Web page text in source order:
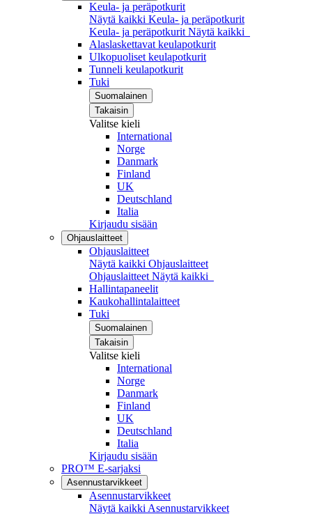
Keula- ja peräpotkurit
Näytä kaikki Keula- ja peräpotkurit
Keula- ja peräpotkurit Näytä kaikki
Alaslaskettavat keulapotkurit
Ulkopuoliset keulapotkurit
Tunneli keulapotkurit
Tuki
Suomalainen
Takaisin
Valitse kieli
International
Norge
Danmark
Finland
UK
Deutschland
Italia
Kirjaudu sisään
Ohjauslaitteet
Ohjauslaitteet
Näytä kaikki Ohjauslaitteet
Ohjauslaitteet Näytä kaikki
Hallintapaneelit
Kaukohallintalaitteet
Tuki
Suomalainen
Takaisin
Valitse kieli
International
Norge
Danmark
Finland
UK
Deutschland
Italia
Kirjaudu sisään
PRO™ E-sarjaksi
Asennustarvikkeet
Asennustarvikkeet
Näytä kaikki Asennustarvikkeet